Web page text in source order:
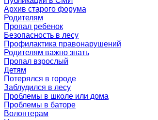
Архив старого форума
Родителям
Пропал ребенок
Безопасность в лесу
Профилактика правонарушений
Родителям важно знать
Пропал взрослый
Детям
Потерялся в городе
Заблудился в лесу
Проблемы в школе или дома
Проблемы в баторе
Волонтерам